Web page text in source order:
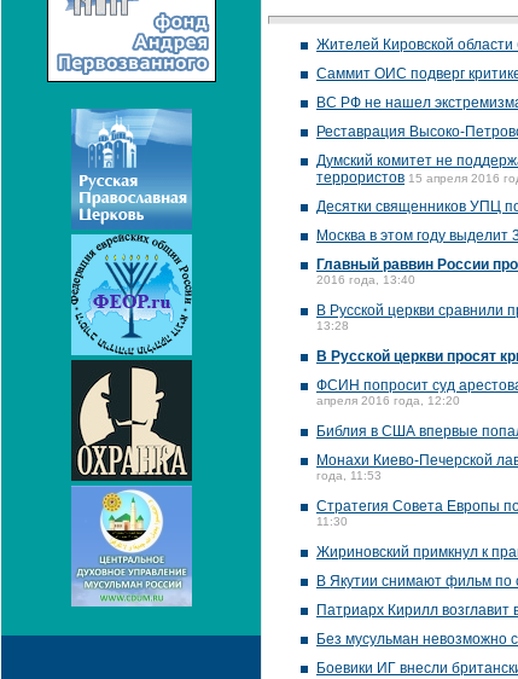
Жителей Кировской области
Саммит ОИС подверг
ВС РФ не нашел
Реставрация Высоко-
Думский комитет не
террористов 15 апреля 2016
Десятки священников УПЦ
Москва в этом году
Главный раввин России
2016 года, 13:40
В Русской церкви сравнили
13:28
В Русской церкви просят
ФСИН попросит суд
апреля 2016 года, 12:20
Библия в США впервые
Монахи Киево-Печерской
года, 11:53
Стратегия Совета Европы
11:30
Жириновский примкнул к
В Якутии снимают фильм по
Патриарх Кирилл
Без мусульман невозможно
Боевики ИГ внесли